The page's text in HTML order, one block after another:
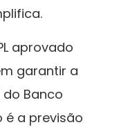
aprovado
garantir a
Banco
é a previsão